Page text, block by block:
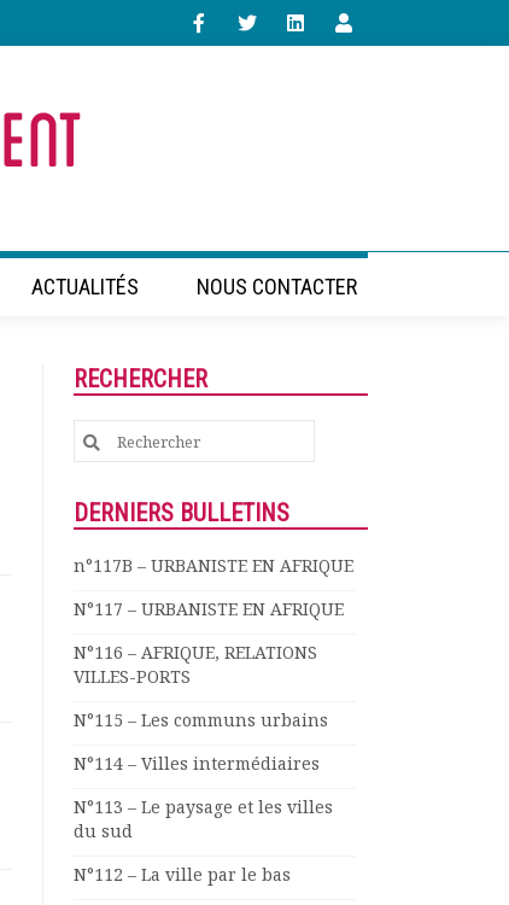
ACTUALITÉS NOUS CONTACTER
RECHERCHER
Search
for:
DERNIERS BULLETINS
n°117B – URBANISTE EN AFRIQUE
N°117 – URBANISTE EN AFRIQUE
N°116 – AFRIQUE, RELATIONS
VILLES-PORTS
N°115 – Les communs urbains
N°114 – Villes intermédiaires
N°113 – Le paysage et les villes
du sud
N°112 – La ville par le bas